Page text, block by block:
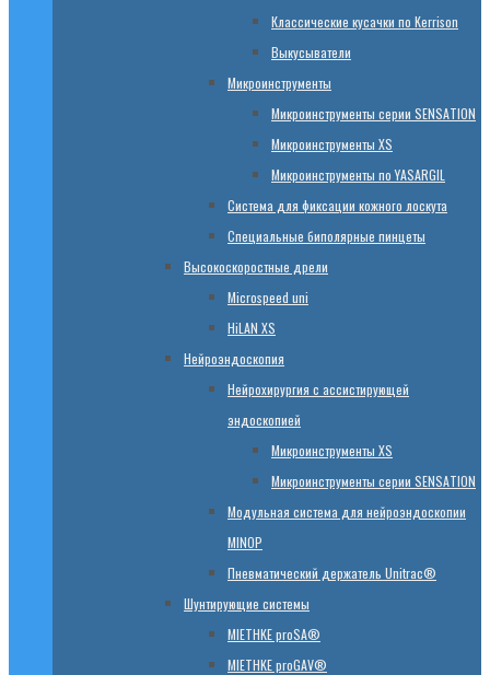
Классические кусачки по Kerrison
Выкусыватели
Микроинструменты
Микроинструменты серии SENSATION
Микроинструменты XS
Микроинструменты по YASARGIL
Система для фиксации кожного лоскута
Специальные биполярные пинцеты
Высокоскоростные дрели
Microspeed uni
HiLAN XS
Нейроэндоскопия
Нейрохирургия с ассистирующей
эндоскопией
Микроинструменты XS
Микроинструменты серии SENSATION
Модульная система для нейроэндоскопии
MINOP
Пневматический держатель Unitrac®
Шунтирующие системы
MIETHKE proSA®
MIETHKE proGAV®